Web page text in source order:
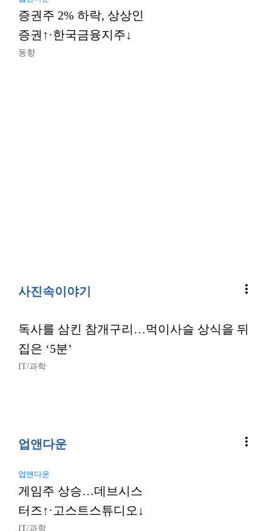
증권주 2% 하락, 상상인
증권↑·한국금융지주↓
동향
사진속이야기 more_vert
독사를 삼킨 참개구리…먹이사슬 상식을 뒤
집은 ‘5분’
IT/과학
업앤다운 more_vert
업앤다운
게임주 상승…데브시스
터즈↑·고스트스튜디오↓
IT/과학